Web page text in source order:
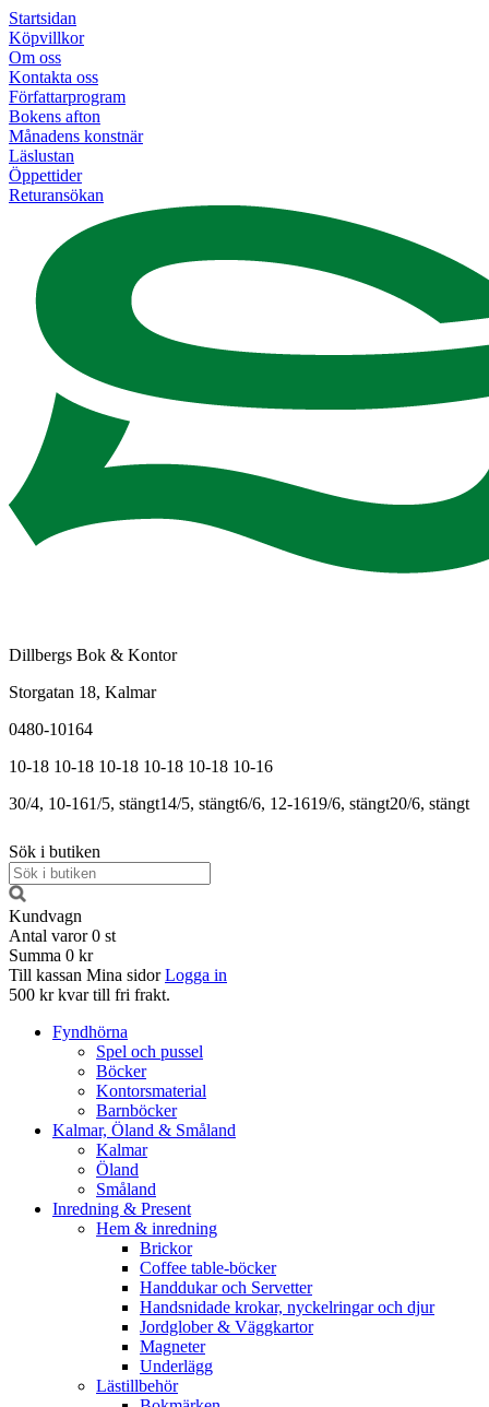
Startsidan
Köpvillkor
Om oss
Kontakta oss
Författarprogram
Bokens afton
Månadens konstnär
Läslustan
Öppettider
Returansökan
Dillbergs Bok & Kontor
Storgatan 18, Kalmar
0480-10164
10-18 10-18 10-18 10-18 10-18 10-16
30/4, 10-161/5, stängt14/5, stängt6/6, 12-1619/6, stängt20/6, stängt
Sök i butiken
Kundvagn
Antal varor 0 st
Summa 0 kr
Till kassan Mina sidor Logga in
500 kr kvar till fri frakt.
Fyndhörna
Spel och pussel
Böcker
Kontorsmaterial
Barnböcker
Kalmar, Öland & Småland
Kalmar
Öland
Småland
Inredning & Present
Hem & inredning
Brickor
Coffee table-böcker
Handdukar och Servetter
Handsnidade krokar, nyckelringar och djur
Jordglober & Väggkartor
Magneter
Underlägg
Lästillbehör